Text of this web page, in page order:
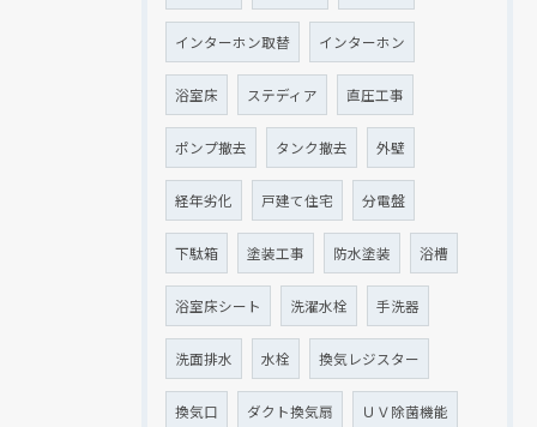
インターホン取替 インターホン
浴室床 ステディア 直圧工事
ポンプ撤去 タンク撤去 外壁
経年劣化 戸建て住宅 分電盤
下駄箱 塗装工事 防水塗装 浴槽
浴室床シート 洗濯水栓 手洗器
洗面排水 水栓 換気レジスター
換気口 ダクト換気扇 ＵＶ除菌機能